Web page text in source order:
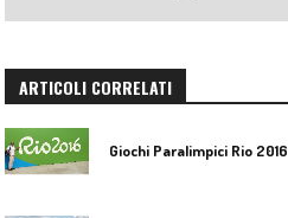
ARTICOLI CORRELATI
Giochi Paralimpici Rio 2016